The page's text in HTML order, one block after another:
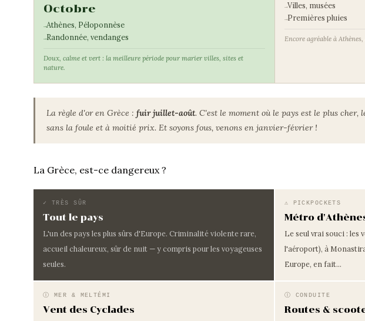
Octobre
Athènes, Péloponnèse
Randonnée, vendanges
Doux, calme et vert : la meilleure période pour marier villes, sites et
nature.
Villes, musées
Premières pluies
Encore agréable à
La règle d'or en Grèce :fuir juillet-août. C'est le moment où le pays est le plus
sans la foule et à moitié prix. Et soyons fous, venons en janvier-février !
La Grèce, est-ce dangereux ?
✓ TRÈS SÛR
Tout le pays
L'un des pays les plus sûrs d'Europe. Criminalité violente rare,
accueil chaleureux, sûr de nuit — y compris pour les voyageuses
seules.
⚠ PICKPOCKETS
Métro
Le seul vrai souci : les
l'aéroport), à
Europe, en fait...
Ⓘ MER & MELTÉMI
Vent des Cyclades
Ⓘ CONDUITE
Routes &